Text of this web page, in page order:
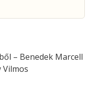
– Benedek Marcell